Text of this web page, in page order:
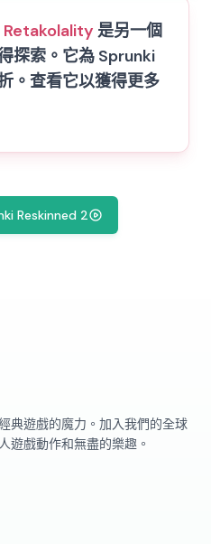
Retakolality 是另一個
探索。它為 Sprunki
。查看它以獲得更多
Reskinned 2
典遊戲的魔力。加入我們的全球
遊戲動作和無盡的樂趣。